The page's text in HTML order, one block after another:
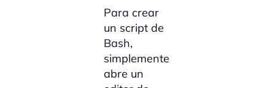
Para crear
un script de
Bash,
simplemente
abre un